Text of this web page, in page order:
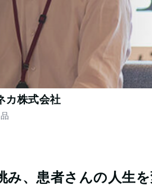
カ株式会社
み、患者さんの人生